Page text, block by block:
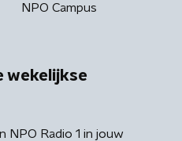
NPO Campus
wekelijkse
NPO Radio 1 in jouw